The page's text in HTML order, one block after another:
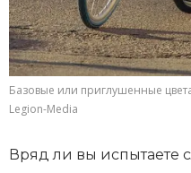
Базовые или приглушенные
Legion-Media
Вряд ли вы испытаете